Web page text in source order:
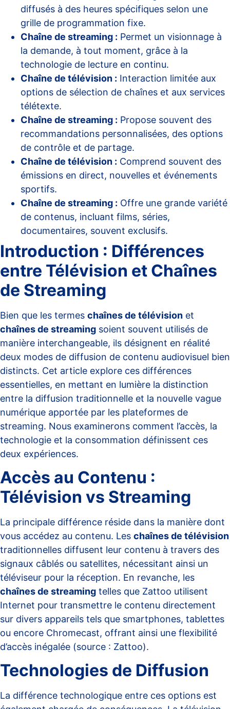
diffusés à des heures spécifiques selon une
grille de programmation fixe.
Chaîne de streaming : Permet un visionnage à
la demande, à tout moment, grâce à la
technologie de lecture en continu.
Chaîne de télévision : Interaction limitée aux
options de sélection de chaînes et aux services
télétexte.
Chaîne de streaming : Propose souvent des
recommandations personnalisées, des options
de contrôle et de partage.
Chaîne de télévision : Comprend souvent des
émissions en direct, nouvelles et événements
sportifs.
Chaîne de streaming : Offre une grande variété
de contenus, incluant films, séries,
documentaires, souvent exclusifs.
Introduction : Différences
entre Télévision et Chaînes
de Streaming
Bien que les termes chaînes de télévision et
chaînes de streaming soient souvent utilisés de
manière interchangeable, ils désignent en réalité
deux modes de diffusion de contenu audiovisuel bien
distincts. Cet article explore ces différences
essentielles, en mettant en lumière la distinction
entre la diffusion traditionnelle et la nouvelle vague
numérique apportée par les plateformes de
streaming. Nous examinerons comment l’accès, la
technologie et la consommation définissent ces
deux expériences.
Accès au Contenu :
Télévision vs Streaming
La principale différence réside dans la manière dont
vous accédez au contenu. Les chaînes de télévision
traditionnelles diffusent leur contenu à travers des
signaux câblés ou satellites, nécessitant ainsi un
téléviseur pour la réception. En revanche, les
chaînes de streaming telles que Zattoo utilisent
Internet pour transmettre le contenu directement
sur divers appareils tels que smartphones, tablettes
ou encore Chromecast, offrant ainsi une flexibilité
d’accès inégalée (source : Zattoo).
Technologies de Diffusion
La différence technologique entre ces options est